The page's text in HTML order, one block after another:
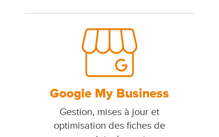
Google My Business
Gestion, mises à jour et
optimisation des fiches de